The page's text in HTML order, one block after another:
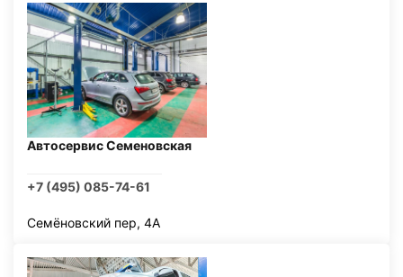
Автосервис Семеновская
+7 (495) 085-74-61
Семёновский пер, 4А